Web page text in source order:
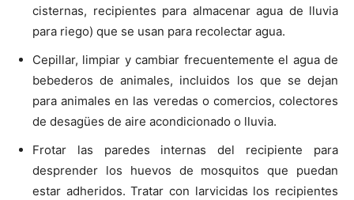
cisternas, recipientes para almacenar agua de lluvia
para riego) que se usan para recolectar agua.
Cepillar, limpiar y cambiar frecuentemente el agua de
bebederos de animales, incluidos los que se dejan
para animales en las veredas o comercios, colectores
de desagües de aire acondicionado o lluvia.
Frotar las paredes internas del recipiente para
desprender los huevos de mosquitos que puedan
estar adheridos. Tratar con larvicidas los recipientes